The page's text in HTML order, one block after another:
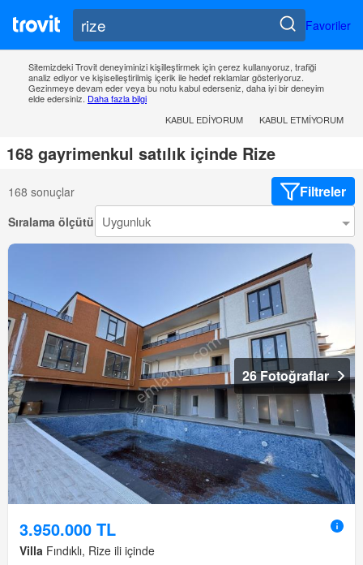
Favoriler
Sitemizdeki Trovit deneyiminizi kişilleştirmek için çerez kullanıyoruz, trafiği
analiz ediyor ve kişiselleştirilmiş içerik ile hedef reklamlar gösteriyoruz.
Gezinmeye devam eder veya bu notu kabul ederseniz, daha iyi bir deneyim
elde edersiniz. Daha fazla bilgi
KABUL EDIYORUM
KABUL ETMIYORUM
168 gayrimenkul satılık içinde Rize
168 sonuçlar Filtreler
Sıralama ölçütü
26 Fotoğraflar
3.950.000 TL
Villa Fındıklı, Rize ili içinde